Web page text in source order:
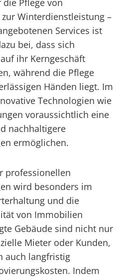
Pflege von
Winterdienstleistung –
Services ist
bei, dass sich
ihr Kerngeschäft
während die Pflege
Händen liegt. Im
Technologien wie
voraussichtlich eine
nachhaltigere
ermöglichen.
professionellen
wird besonders im
und die
von Immobilien
Gebäude sind nicht nur
Mieter oder Kunden,
auch langfristig
Indem